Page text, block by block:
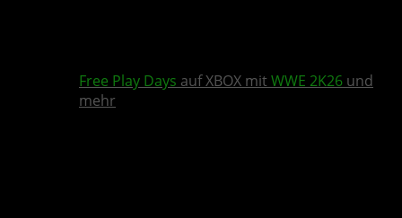
Free Play Days auf XBOX mit WWE 2K26 und
mehr